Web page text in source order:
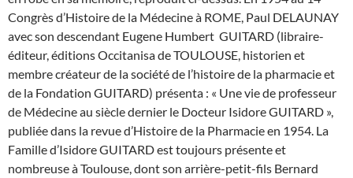
Congrès d’Histoire de la Médecine à ROME, Paul DELAUNAY
avec son descendant Eugene Humbert GUITARD (libraire-
éditeur, éditions Occitanisa de TOULOUSE, historien et
membre créateur de la société de l’histoire de la pharmacie et
de la Fondation GUITARD) présenta : « Une vie de professeur
de Médecine au siècle dernier le Docteur Isidore GUITARD »,
publiée dans la revue d’Histoire de la Pharmacie en 1954. La
Famille d’Isidore GUITARD est toujours présente et
nombreuse à Toulouse, dont son arrière-petit-fils Bernard